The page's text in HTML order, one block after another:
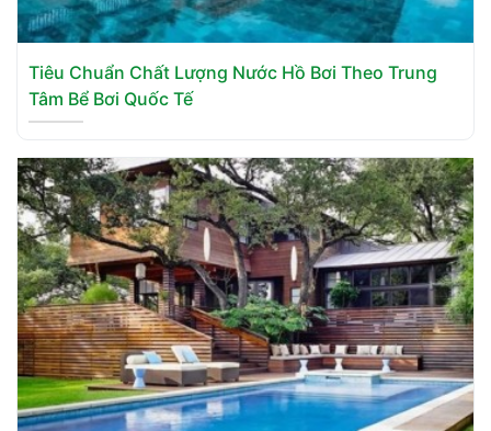
Tiêu Chuẩn Chất Lượng Nước Hồ Bơi Theo Trung
Tâm Bể Bơi Quốc Tế